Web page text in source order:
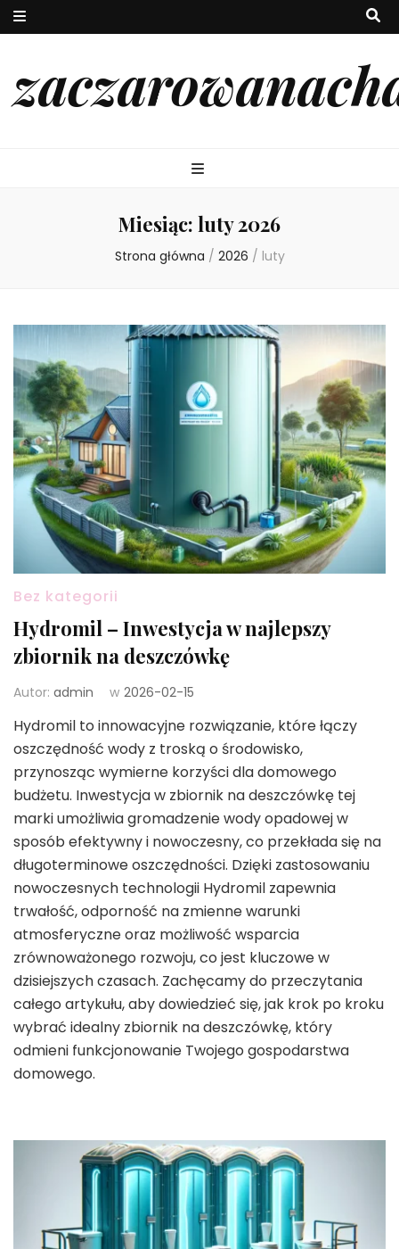
Miesiąc: luty 2026
Strona główna / 2026 / luty
Bez kategorii
Hydromil – Inwestycja w najlepszy
zbiornik na deszczówkę
Autor: admin w 2026-02-15
Hydromil to innowacyjne rozwiązanie, które łączy
oszczędność wody z troską o środowisko,
przynosząc wymierne korzyści dla domowego
budżetu. Inwestycja w zbiornik na deszczówkę tej
marki umożliwia gromadzenie wody opadowej w
sposób efektywny i nowoczesny, co przekłada się na
długoterminowe oszczędności. Dzięki zastosowaniu
nowoczesnych technologii Hydromil zapewnia
trwałość, odporność na zmienne warunki
atmosferyczne oraz możliwość wsparcia
zrównoważonego rozwoju, co jest kluczowe w
dzisiejszych czasach. Zachęcamy do przeczytania
całego artykułu, aby dowiedzieć się, jak krok po kroku
wybrać idealny zbiornik na deszczówkę, który
odmieni funkcjonowanie Twojego gospodarstwa
domowego.